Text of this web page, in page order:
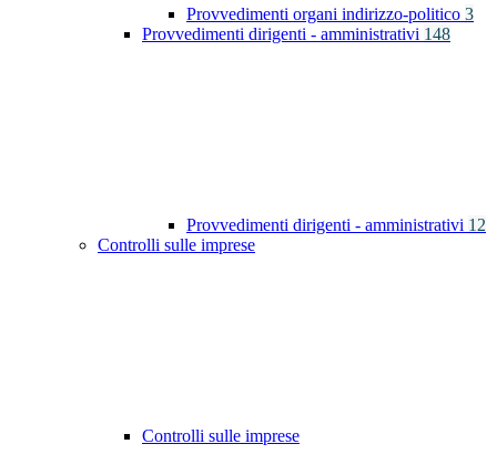
Provvedimenti organi indirizzo-politico 3
Provvedimenti dirigenti - amministrativi 148
Provvedimenti dirigenti - amministrativi 12
Controlli sulle imprese
Controlli sulle imprese